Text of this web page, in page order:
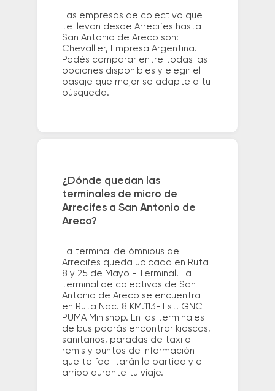
Las empresas de colectivo que
te llevan desde Arrecifes hasta
San Antonio de Areco son:
Chevallier, Empresa Argentina.
Podés comparar entre todas las
opciones disponibles y elegir el
pasaje que mejor se adapte a tu
búsqueda.
¿Dónde quedan las
terminales de micro de
Arrecifes a San Antonio de
Areco?
La terminal de ómnibus de
Arrecifes queda ubicada en Ruta
8 y 25 de Mayo - Terminal. La
terminal de colectivos de San
Antonio de Areco se encuentra
en Ruta Nac. 8 KM.113- Est. GNC
PUMA Minishop. En las terminales
de bus podrás encontrar kioscos,
sanitarios, paradas de taxi o
remis y puntos de información
que te facilitarán la partida y el
arribo durante tu viaje.